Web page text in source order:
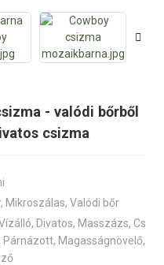
- valódi bőrből
csizma
Mikroszálas, Valódi bőr
Divatos, Masszázs, Cs
Párnázott, Magasságnövelő,